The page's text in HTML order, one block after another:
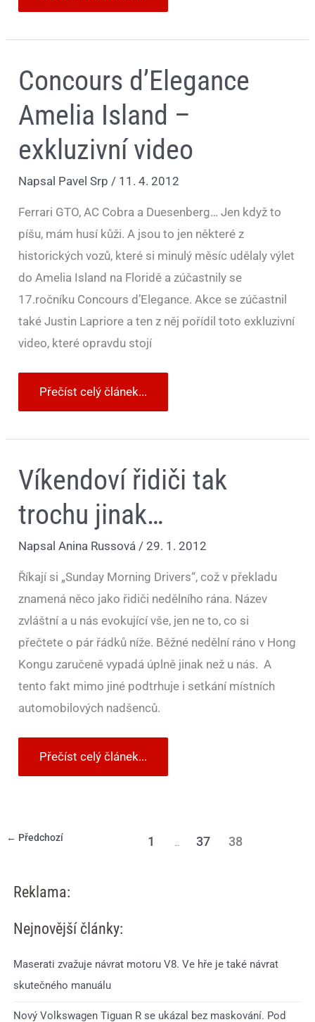
Concours d’Elegance
Amelia Island –
exkluzivní video
Napsal Pavel Srp/ 11. 4. 2012
Ferrari GTO, AC Cobra a Duesenberg… Jen když to
píšu, mám husí kůži. A jsou to jen některé z
historických vozů, které si minulý měsíc udělaly výlet
do Amelia Island na Floridě a zúčastnily se
17.ročníku Concours d’Elegance. Akce se zúčastnil
také Justin Lapriore a ten z něj pořídil toto exkluzivní
video, které opravdu stojí
d’Elegance
Amelia
Island
–
exkluzivní
video
Přečíst celý článek...
Víkendoví řidiči tak
trochu jinak…
NapsalAnina Russová/29. 1. 2012
Říkají si „Sunday Morning Drivers“, což v překladu
znamená něco jako řidiči nedělního rána. Název
zvláštní a u nás evokující vše, jen ne to, co si
přečtete o pár řádků níže. Běžné nedělní ráno v Hong
Kongu zaručeně vypadá úplně jinak než u nás. A
tento fakt mimo jiné podtrhuje i setkání místních
automobilových nadšenců.
Víkendoví
řidiči
tak
trochu
jinak…
Přečíst celý článek...
← Předchozí 1 … 37 38
Reklama:
Nejnovější články:
Maserati zvažuje návrat motoru V8. Ve hře je také návrat
skutečného manuálu
Nový Volkswagen Tiguan R se ukázal bez maskování. Pod